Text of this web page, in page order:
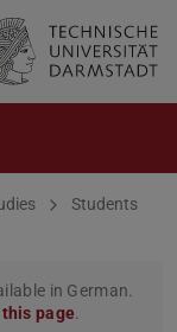
Students
in German.
page.